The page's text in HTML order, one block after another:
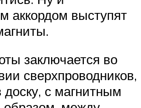
аккордом выступят
заключается во
сверхпроводников,
с магнитным